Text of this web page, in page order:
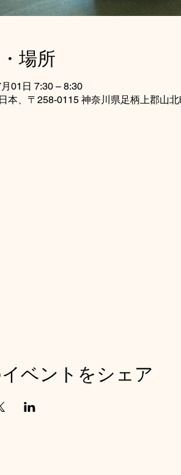
場所
01日 7:30 – 8:30
本、〒258-0115 神奈川県足柄上郡山
ベントをシェア